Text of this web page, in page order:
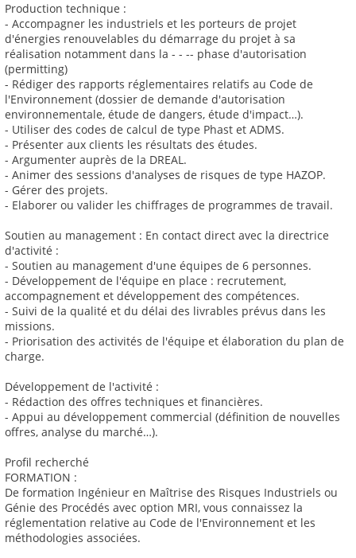
Production technique :
- Accompagner les industriels et les porteurs de projet
d'énergies renouvelables du démarrage du projet à sa
réalisation notamment dans la - - -- phase d'autorisation
(permitting)
- Rédiger des rapports réglementaires relatifs au Code de
l'Environnement (dossier de demande d'autorisation
environnementale, étude de dangers, étude d'impact…).
- Utiliser des codes de calcul de type Phast et ADMS.
- Présenter aux clients les résultats des études.
- Argumenter auprès de la DREAL.
- Animer des sessions d'analyses de risques de type HAZOP.
- Gérer des projets.
- Elaborer ou valider les chiffrages de programmes de travail.
Soutien au management : En contact direct avec la directrice
d'activité :
- Soutien au management d'une équipes de 6 personnes.
- Développement de l'équipe en place : recrutement,
accompagnement et développement des compétences.
- Suivi de la qualité et du délai des livrables prévus dans les
missions.
- Priorisation des activités de l'équipe et élaboration du plan de
charge.
Développement de l'activité :
- Rédaction des offres techniques et financières.
- Appui au développement commercial (définition de nouvelles
offres, analyse du marché…).
Profil recherché
FORMATION :
De formation Ingénieur en Maîtrise des Risques Industriels ou
Génie des Procédés avec option MRI, vous connaissez la
réglementation relative au Code de l'Environnement et les
méthodologies associées.